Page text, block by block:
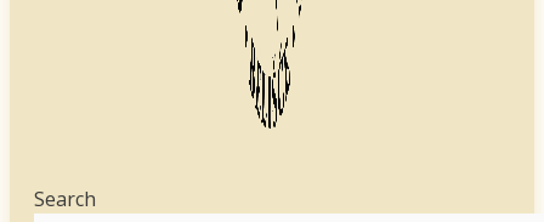
Search